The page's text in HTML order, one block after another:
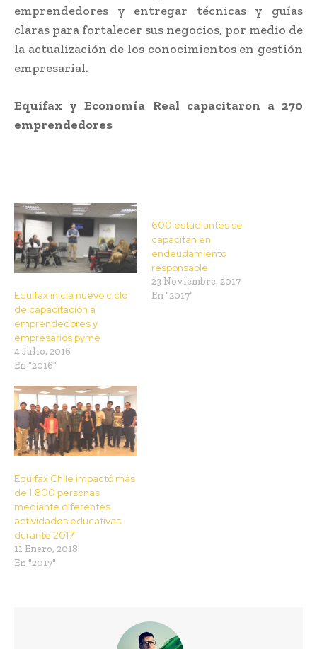
emprendedores y entregar técnicas y guías
claras para fortalecer sus negocios, por medio de
la actualización de los conocimientos en gestión
empresarial.
Equifax y Economía Real capacitaron a 270
emprendedores
Equifax inicia nuevo ciclo
de capacitación a
emprendedores y
empresarios pyme
4 Julio, 2016
En "2016"
600 estudiantes se
capacitan en
endeudamiento
responsable
23 Noviembre, 2017
En "2017"
Equifax Chile impactó más
de 1.800 personas
mediante diferentes
actividades educativas
durante 2017
11 Enero, 2018
En "2017"